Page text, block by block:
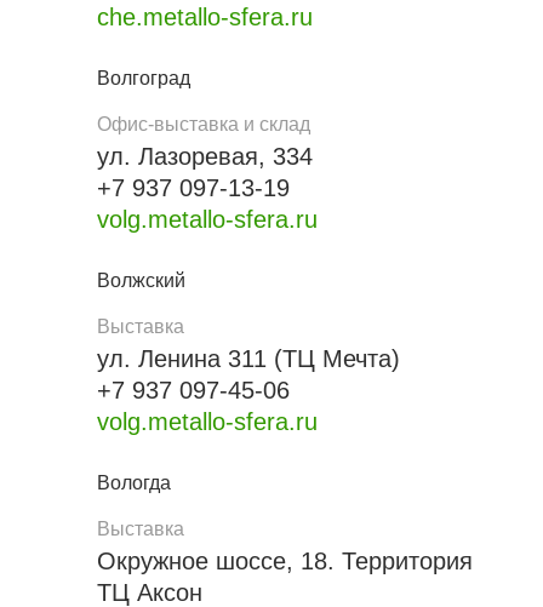
che.metallo-sfera.ru
Волгоград
Офис-выставка и склад
ул. Лазоревая, 334
+7 937 097-13-19
volg.metallo-sfera.ru
Волжский
Выставка
ул. Ленина 311 (ТЦ Мечта)
+7 937 097-45-06
volg.metallo-sfera.ru
Вологда
Выставка
Окружное шоссе, 18. Территория
ТЦ Аксон